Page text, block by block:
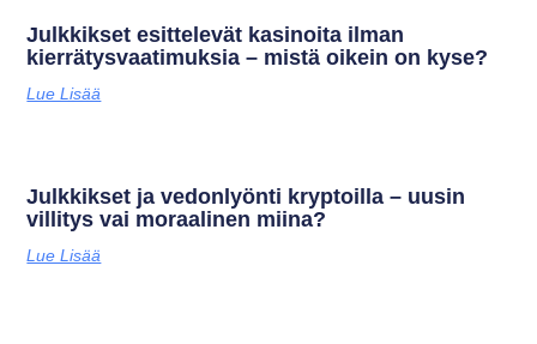
Julkkikset esittelevät kasinoita ilman
kierrätysvaatimuksia – mistä oikein on kyse?
Lue Lisää
Julkkikset ja vedonlyönti kryptoilla – uusin
villitys vai moraalinen miina?
Lue Lisää